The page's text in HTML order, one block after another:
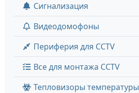
Сигнализация
Видеодомофоны
Периферия для CCTV
Все для монтажа CCTV
Тепловизоры температуры